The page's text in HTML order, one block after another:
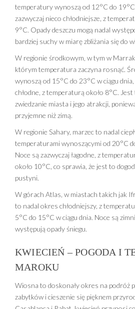
temperatury wynoszą od 12°C do 19°C
zazwyczaj nieco chłodniejsze, z
9°C. Opady deszczu mogą nadal
bardziej suchy w miarę zbliżania się do
W regionie środkowym, w tym w
którym temperatura zaczyna rosnąć.
wynoszą od 15°C do 23°C w ciągu
chłodne, z temperaturą około 8°C.
zwiedzanie miasta i jego atrakcji,
przyjemne niż zimą.
W regionie Sahary, marzec to nadal
temperaturami wynoszącymi od 20°C
Noce są zazwyczaj łagodne, z
około 10°C, co sprawia, że jest to
pustyni.
W górach Atlas, w miastach takich jak
to nadal okres chłodniejszy, z
5°C do 15°C w ciągu dnia. Noce są
występują opady śniegu.
KWIECIEŃ – POGODA I
MAROKU
Wiosna to doskonały okres na podróż
zabytków i cieszenie się pięknem